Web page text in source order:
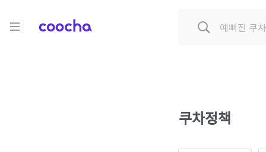
COOCHA
쿠차정책